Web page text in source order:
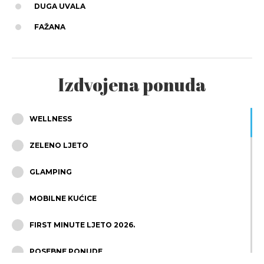
DUGA UVALA
FAŽANA
Izdvojena ponuda
WELLNESS
ZELENO LJETO
GLAMPING
MOBILNE KUĆICE
FIRST MINUTE LJETO 2026.
POSEBNE PONUDE